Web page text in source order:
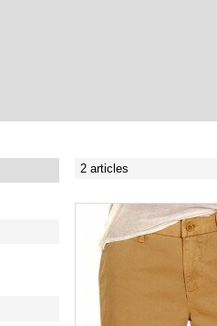
2 articles